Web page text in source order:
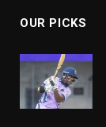
OUR PICKS